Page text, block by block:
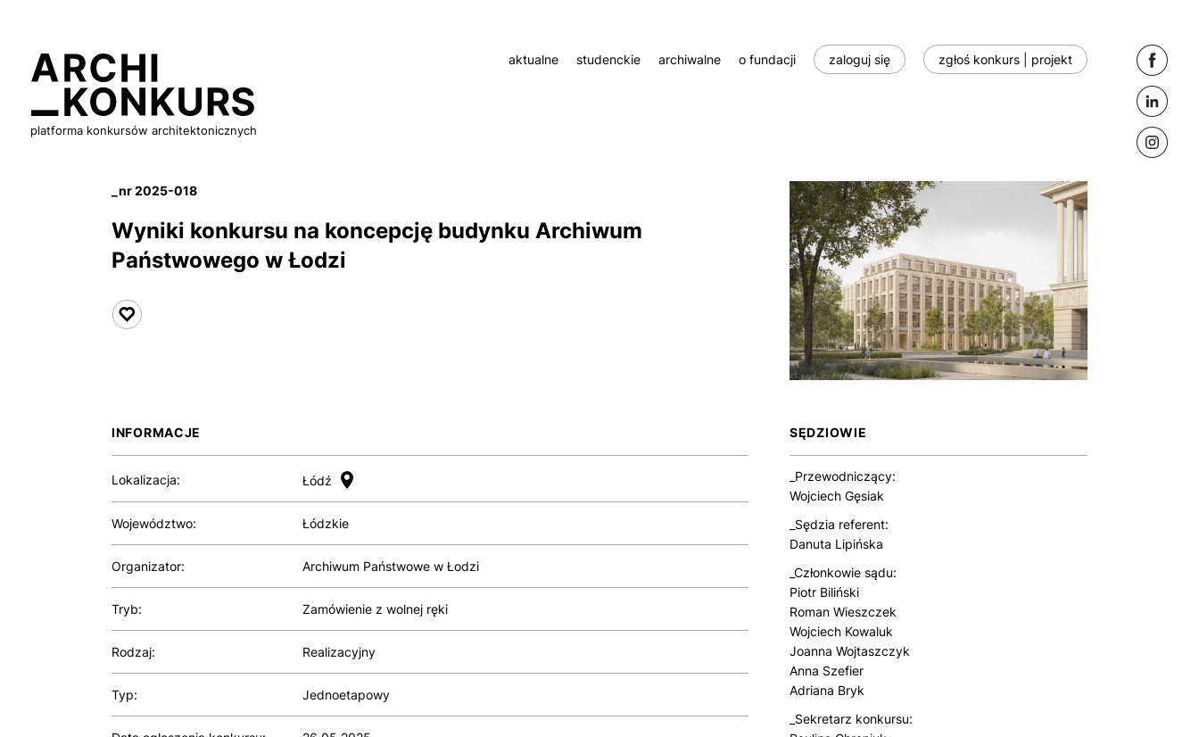
platforma konkursów architektonicznych
aktualne studenckie archiwalne o fundacji zaloguj się zgłoś konkurs | projekt
_nr 2025-018
Wyniki konkursu na koncepcję budynku Archiwum
Państwowego w Łodzi
INFORMACJE
Lokalizacja: Łódź
Województwo: Łódzkie
Organizator: Archiwum Państwowe w Łodzi
Tryb: Zamówienie z wolnej ręki
Rodzaj: Realizacyjny
Typ: Jednoetapowy
SĘDZIOWIE
_Przewodniczący:
Wojciech Gęsiak
_Sędzia referent:
Danuta Lipińska
_Członkowie sądu:
Piotr Biliński
Roman Wieszczek
Wojciech Kowaluk
Joanna Wojtaszczyk
Anna Szefier
Adriana Bryk
_Sekretarz konkursu: